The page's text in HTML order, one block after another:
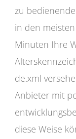
zu
in den
Minuten Ihre
de.xml
Anbieter mit
diese Weise